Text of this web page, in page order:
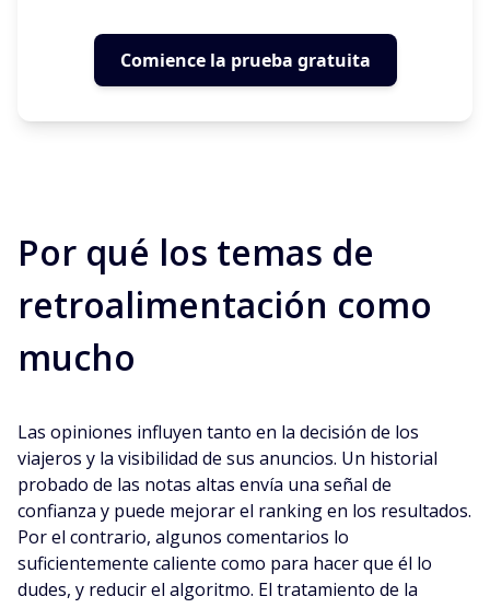
Comience la prueba gratuita
Por qué los temas de
retroalimentación como
mucho
Las opiniones influyen tanto en la decisión de los
viajeros y la visibilidad de sus anuncios. Un historial
probado de las notas altas envía una señal de
confianza y puede mejorar el ranking en los resultados.
Por el contrario, algunos comentarios lo
suficientemente caliente como para hacer que él lo
dudes, y reducir el algoritmo. El tratamiento de la